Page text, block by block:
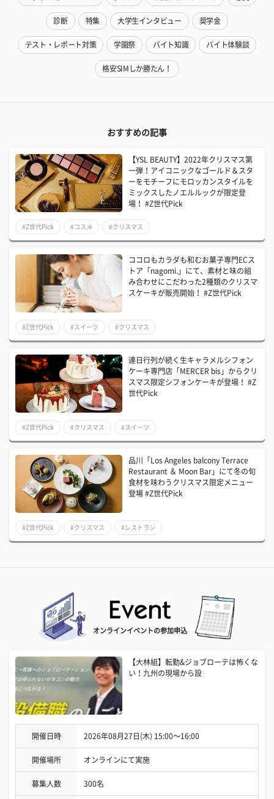
診断 特集 大学生インタビュー 奨学金
テスト・レポート対策 学園祭 バイト知識 バイト体験談
格安SIMしか勝たん！
おすすめの記事
【YSL BEAUTY】2022年クリスマス第
一弾！アイコニックなゴールド＆スタ
ーをモチーフにモロッカンスタイルを
ミックスしたノエルルックが限定登
場！ #Z世代Pick
#Z世代Pick #コスメ #クリスマス
ココロもカラダも和むお菓子専門ECス
トア「nagomi.」にて、素材と味の組
み合わせにこだわった2種類のクリスマ
スケーキが販売開始！ #Z世代Pick
#Z世代Pick #スイーツ #クリスマス
連日行列が続く生キャラメルシフォン
ケーキ専門店「MERCER bis」からクリ
スマス限定シフォンケーキが登場！ #Z
世代Pick
#Z世代Pick #クリスマス #スイーツ
品川「Los Angeles balcony Terrace
Restaurant ＆ Moon Bar」にて冬の旬
食材を味わうクリスマス限定メニュー
登場 #Z世代Pick
#Z世代Pick #クリスマス #レストラン
オンラインイベントの参加申込
【大林組】転勤&ジョブローテは怖くな
い！九州の現場から設
開催日時 2026年08月27日(木) 15:00〜16:00
開催場所 オンラインにて実施
募集人数 300名